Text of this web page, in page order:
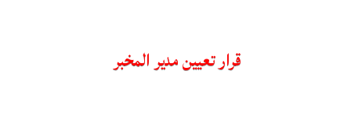
قرار تعيين مدير المخبر